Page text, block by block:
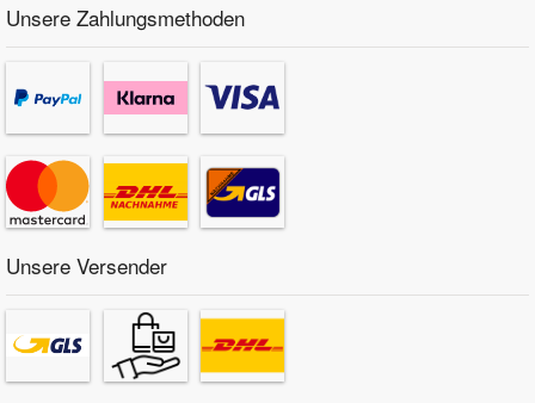
Unsere Zahlungsmethoden
Unsere Versender